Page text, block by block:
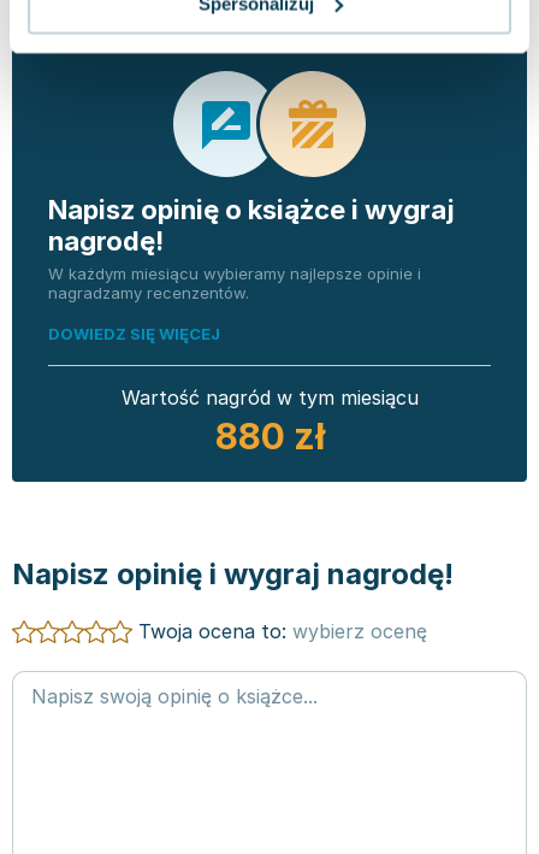
Napisz opinię o książce i wygraj
nagrodę!
W każdym miesiącu wybieramy najlepsze opinie i
nagradzamy recenzentów.
DOWIEDZ SIĘ WIĘCEJ
Wartość nagród w tym miesiącu
880 zł
Napisz opinię i wygraj nagrodę!
Twoja ocena to: wybierz ocenę